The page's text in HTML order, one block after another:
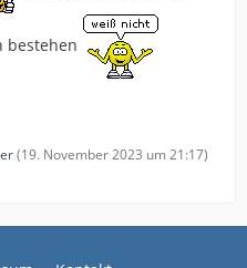
bestehen
(19. November 2023 um 21:17)